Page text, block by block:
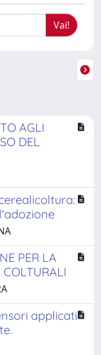
AGLI
DEL
PER LA
COLTURALI
applicati